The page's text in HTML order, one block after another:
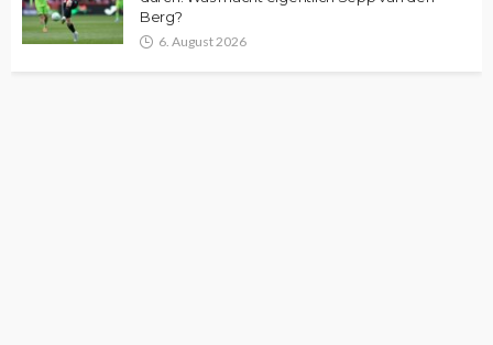
Berg?
6. August 2026